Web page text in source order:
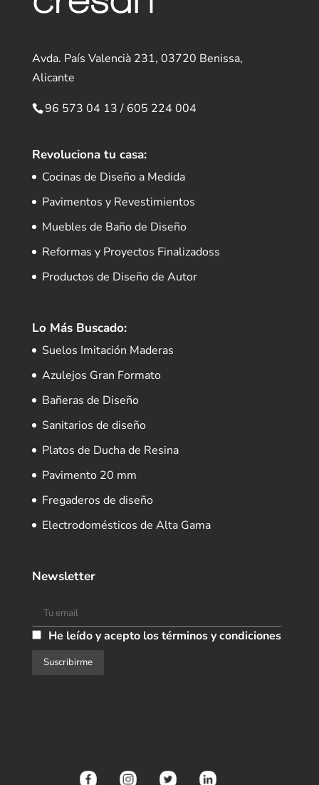
Avda. País Valencià 231, 03720 Benissa,
Alicante
96 573 04 13/ 605 224 004
Revoluciona tu casa:
Cocinas de Diseño a Medida
Pavimentos y Revestimientos
Muebles de Baño de Diseño
Reformas y Proyectos Finalizadoss
Productos de Diseño de Autor
Lo Más Buscado:
Suelos Imitación Maderas
Azulejos Gran Formato
Bañeras de Diseño
Sanitarios de diseño
Platos de Ducha de Resina
Pavimento 20 mm
Fregaderos de diseño
Electrodomésticos de Alta Gama
Newsletter
He leído y acepto los términos y condiciones